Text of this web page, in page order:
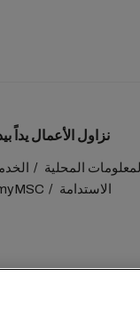
نزاول الأعمال يداً
المعلومات المحلية
الاستدامة